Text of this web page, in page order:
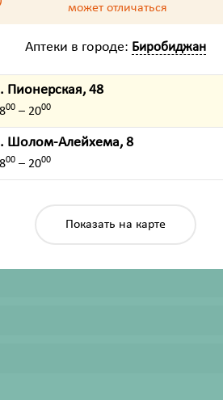
важный
может отличаться
Аптеки в городе: Биробиджан
Пионерская, 48
800 – 2000
Шолом-Алейхема, 8
800 – 2000
Показать на карте